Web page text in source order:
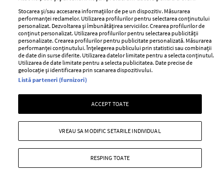
7 uleiuri care stimulează creșterea rapidă a
părului
ELLE Style Awards
Despre ELLE
Contact
Termeni si conditii
Politica de
confidențialitate
Politica de cookies
Publicitate
Stocarea și/sau accesarea informațiilor de pe un dispozitiv. Măsurarea
performanței reclamelor. Utilizarea profilurilor pentru selectarea conținutului
personalizat. Dezvoltarea și îmbunătățirea serviciilor. Crearea profilurilor de
conținut personalizat. Utilizarea profilurilor pentru selectarea publicității
personalizate. Crearea profilurilor pentru publicitate personalizată. Măsurarea
performanței conținutului. Înțelegerea publicului prin statistici sau combinații
de date din surse diferite. Utilizarea datelor limitate pentru a selecta conținutul.
Utilizarea de date limitate pentru a selecta publicitatea. Date precise de
geolocație și identificarea prin scanarea dispozitivului.
Listă parteneri (furnizori)
ACCEPT TOATE
RESPING TOATE
VREAU SA MODIFIC SETARILE INDIVIDUAL